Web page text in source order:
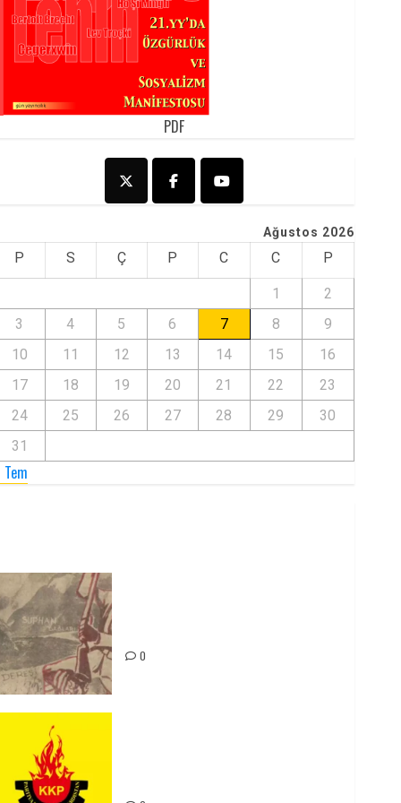
PDF
Ağustos 2026
P S Ç P C C P
1
2
3
4 5 6 7 8
9
10
11 12 13 14 15
16
17
18 19 20 21 22
23
24
25 26 27 28 29
30
31
0